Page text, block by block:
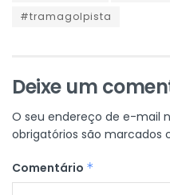
#tramagolpista
Deixe um
O seu endereço de e-mail
obrigatórios são marcados
Comentário *